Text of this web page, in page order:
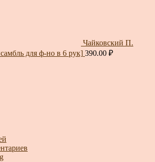
Чайковский П.
для ф-но в 6 рук] 390.00 ₽